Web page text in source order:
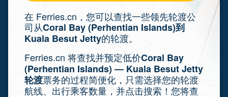
在 Ferries.cn，您可以查找一些领先轮渡公
司从Coral Bay (Perhentian Islands)到
Kuala Besut Jetty的轮渡。
Ferries.cn 将查找并预定低价Coral Bay
(Perhentian Islands) — Kuala Besut Jetty
轮渡票务的过程简便化，只需选择您的轮渡
航线、出行乘客数量，并点击搜索！您将查